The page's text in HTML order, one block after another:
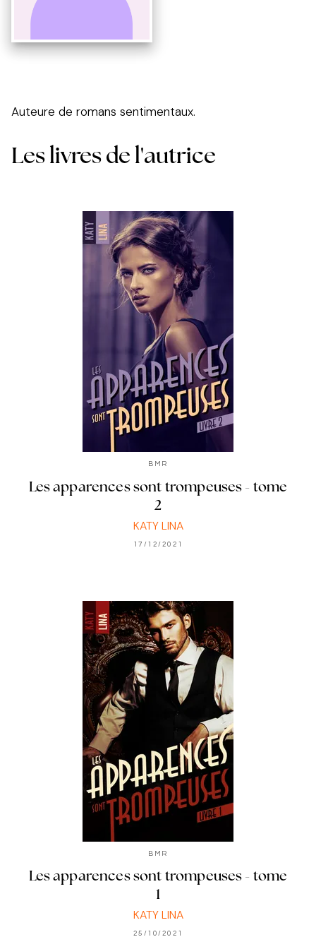
Auteure de romans sentimentaux.
Les livres de l'autrice
BMR
Les apparences sont trompeuses - tome
2
KATY LINA
17/12/2021
BMR
Les apparences sont trompeuses - tome
1
KATY LINA
25/10/2021